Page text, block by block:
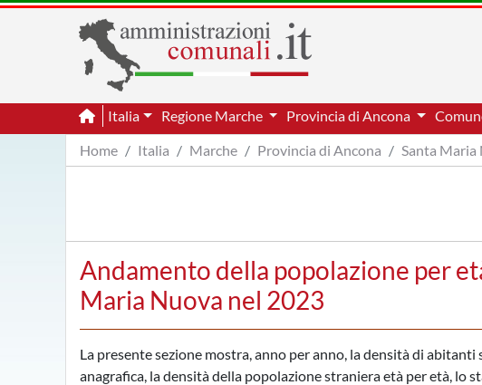
Italia Regione Marche Provincia di Ancona
Home
Italia Marche Provincia di Ancona Santa Maria
Andamento della popolazione per
Maria Nuova nel 2023
La presente sezione mostra, anno per anno, la densità di
anagrafica, la densità della popolazione straniera età per età, lo